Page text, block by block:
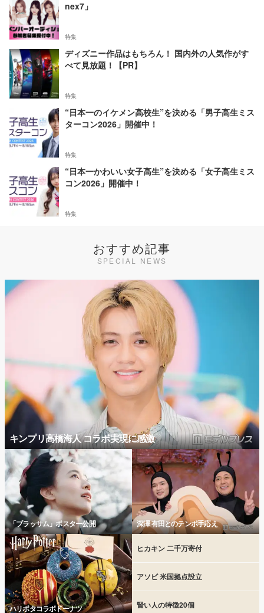
nex7」
特集
ディズニー作品はもちろん！ 国内外の人気作がす
べて見放題！【PR】
特集
“日本一のイケメン高校生”を決める「男子高生ミス
ターコン2026」開催中！
特集
“日本一かわいい女子高生”を決める「女子高生ミス
コン2026」開催中！
特集
おすすめ記事
SPECIAL NEWS
キンプリ高橋海人 コラボ実現に感激
「ブラッサム」ポスター公開 深澤 有田とのテンポ手応え
ハリポタコラボドーナツ
ヒカキン 二千万寄付
アソビ 米国拠点設立
賢い人の特徴20個